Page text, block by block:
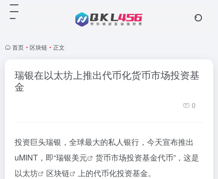
首页 • 区块链 • 正文
瑞银在以太坊上推出代币化货币市场投资基
金
0
投资巨头瑞银，全球最大的私人银行，今天宣布推出
uMINT，即“瑞银美元
货币市场投资基金代币”，这是
以太坊
区块链 上的代币化投资基金。